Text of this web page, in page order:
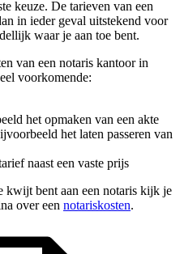
keuze. De tarieven van een
in ieder geval uitstekend voor
waar je aan toe bent.
van een notaris kantoor in
voorkomende:
het opmaken van een akte
het laten passeren van
naast een vaste prijs
kwijt bent aan een notaris kijk je
over een notariskosten.